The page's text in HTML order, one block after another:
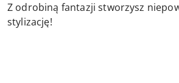
Z odrobiną fantazji stworzysz
stylizację!